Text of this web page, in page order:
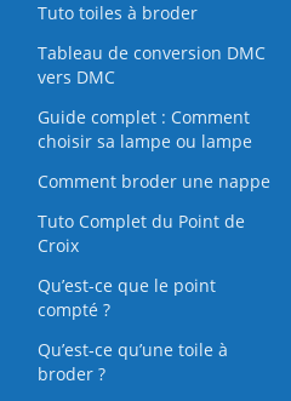
Tuto toiles à broder
Tableau de conversion DMC
vers DMC
Guide complet : Comment
choisir sa lampe ou lampe
Comment broder une nappe
Tuto Complet du Point de
Croix
Qu’est-ce que le point
compté ?
Qu’est‑ce qu’une toile à
broder ?